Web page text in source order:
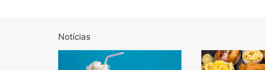
Notícias